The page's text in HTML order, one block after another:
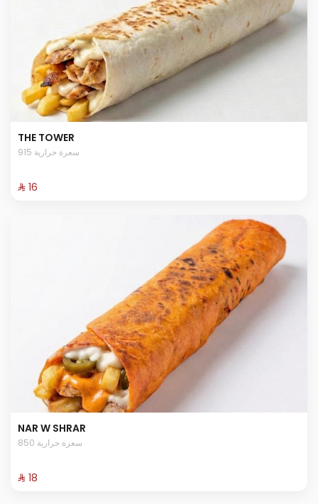
THE TOWER
915 سعرة حرارية
⁨⁦‪‬ 16⁩
NAR W SHRAR
850 سعرة حرارية
⁨⁦‪‬ 18⁩